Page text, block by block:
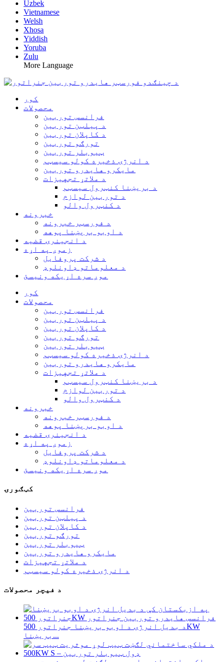
Uzbek
Vietnamese
Welsh
Xhosa
Yiddish
Yoruba
Zulu
More Language
کور
محصولات
فرانسس توربین
د پیلټن توربین
د کاپلان توربین
تورګو توربین
ټیوبلر توربین
د انرژۍ ذخیره کولو سیسټم
مایکرو هایدرو توربین
د ملاتړ تجهیزات
د بریښنا کنټرول سیسټم
د توربین لوازم
د کنټرول والو
خبرونه
د فورسټر خبرونه
د اوبو برېښنا پوهه
د انجینرۍ قضیه
زموږ په اړه
د شرکت پروفایل
د معلوماتو ډاونلوډ
موږ سره اړیکه ونیسئ
کور
محصولات
فرانسس توربین
د پیلټن توربین
د کاپلان توربین
تورګو توربین
ټیوبلر توربین
د انرژۍ ذخیره کولو سیسټم
مایکرو هایدرو توربین
د ملاتړ تجهیزات
د بریښنا کنټرول سیسټم
د توربین لوازم
د کنټرول والو
خبرونه
د فورسټر خبرونه
د اوبو برېښنا پوهه
د انجینرۍ قضیه
زموږ په اړه
د شرکت پروفایل
د معلوماتو ډاونلوډ
موږ سره اړیکه ونیسئ
کټګورۍ
فرانسس توربین
د پیلټن توربین
د کاپلان توربین
تورګو توربین
ټیوبلر توربین
مایکرو هایدرو توربین
د ملاتړ تجهیزات
د انرژۍ ذخیره کولو سیسټم
د فیچر محصولات
د بدیل انرژۍ د اوبو بریښنا جنراتور 500KW
بریښنا...